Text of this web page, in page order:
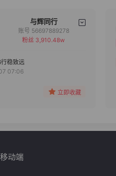
与辉同行
备注
账号 56697889278
粉丝 3,910.48w
稳致远
07:06
立即收藏
移动端